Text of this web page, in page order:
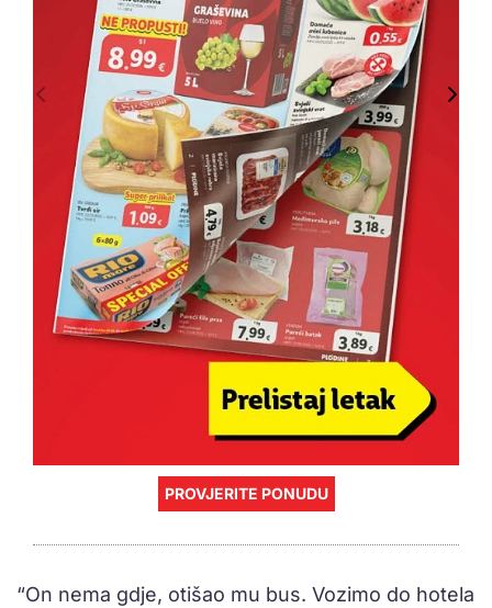
PROVJERITE PONUDU
“On nema gdje, otišao mu bus. Vozimo do hotela